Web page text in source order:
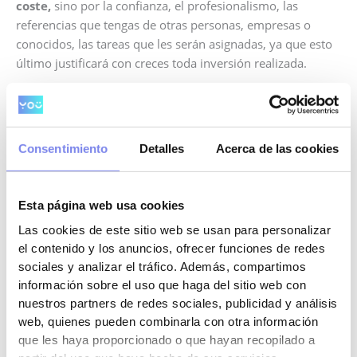
Consentimiento Detalles Acerca de las cookies
Esta página web usa cookies
Las cookies de este sitio web se usan para personalizar
el contenido y los anuncios, ofrecer funciones de redes
sociales y analizar el tráfico. Además, compartimos
información sobre el uso que haga del sitio web con
nuestros partners de redes sociales, publicidad y análisis
web, quienes pueden combinarla con otra información
que les haya proporcionado o que hayan recopilado a
coste, sino por la confianza, el profesionalismo, las
referencias que tengas de otras personas, empresas o
conocidos, las tareas que les serán asignadas, ya que esto
último justificará con creces toda inversión realizada.
responder tus consultas y ayudarte a mejorar tu negocio.
Rodearte de profesionales te ayudarán a mejorar tu
negocio. Es importante tomarse muy en serio la
de una asesoría de empresas
que deba tomarse a la ligera.
Contar con profesionales cualificados te evitará pagar de
más o incurrir en sanciones y recargos por un mal
asesoramiento.
Información